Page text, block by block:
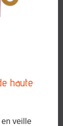
haute
en veille